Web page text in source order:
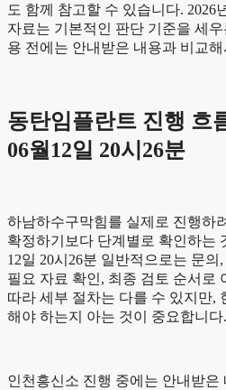
도 함께 참고할 수 있습니다. 2026
자료는 기본적인 판단 기준을 세우
용 전에는 안내받은 내용과 비교
동탄임플란트 진행 흐
06월12일 20시26분
하남하수구막힘를 실제로 진행하
확정하기보다 단계별로 확인하는
12일 20시26분 일반적으로는 문
필요 자료 확인, 최종 검토 순서로
따라 세부 절차는 다를 수 있지만,
해야 하는지 아는 것이 중요합니다.
인천흥신소 진행 중에는 안내받은